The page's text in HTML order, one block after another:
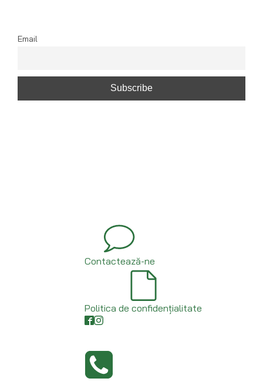
Email
Contactează-ne
Politica de confidențialitate